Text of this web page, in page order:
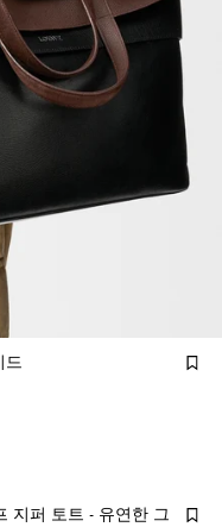
드
지퍼 토트 - 유연한 그